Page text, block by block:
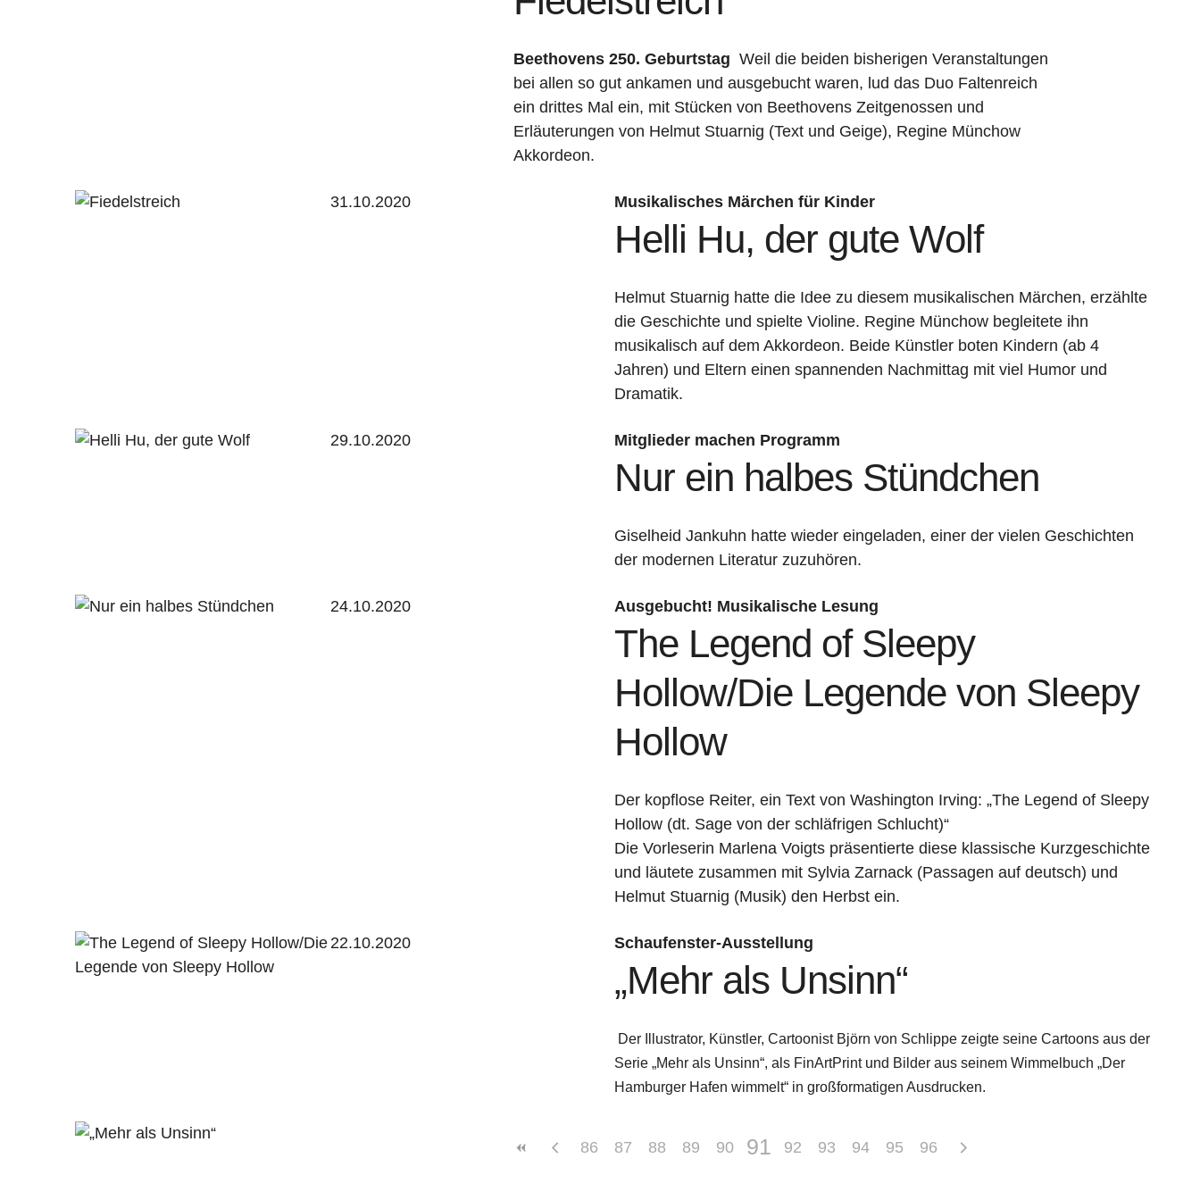
Beethovens 250. Geburtstag Weil die beiden bisherigen Veranstaltungen
bei allen so gut ankamen und ausgebucht waren, lud das Duo Faltenreich
ein drittes Mal ein, mit Stücken von Beethovens Zeitgenossen und
Erläuterungen von Helmut Stuarnig (Text und Geige), Regine Münchow
Akkordeon.
31.10.2020 Musikalisches Märchen für Kinder
Helli Hu, der gute Wolf
Helmut Stuarnig hatte die Idee zu diesem musikalischen Märchen, erzählte
die Geschichte und spielte Violine. Regine Münchow begleitete ihn
musikalisch auf dem Akkordeon. Beide Künstler boten Kindern (ab 4
Jahren) und Eltern einen spannenden Nachmittag mit viel Humor und
Dramatik.
29.10.2020 Mitglieder machen Programm
Nur ein halbes Stündchen
Giselheid Jankuhn hatte wieder eingeladen, einer der vielen Geschichten
der modernen Literatur zuzuhören.
24.10.2020 Ausgebucht! Musikalische Lesung
The Legend of Sleepy
Hollow/Die Legende von Sleepy
Hollow
Der kopflose Reiter, ein Text von Washington Irving: „The Legend of Sleepy
Hollow (dt. Sage von der schläfrigen Schlucht)“
Die Vorleserin Marlena Voigts präsentierte diese klassische Kurzgeschichte
und läutete zusammen mit Sylvia Zarnack (Passagen auf deutsch) und
Helmut Stuarnig (Musik) den Herbst ein.
22.10.2020 Schaufenster-Ausstellung
„Mehr als Unsinn“
Der Illustrator, Künstler, Cartoonist Björn von Schlippe zeigte seine Cartoons aus der
Serie „Mehr als Unsinn“, als FinArtPrint und Bilder aus seinem Wimmelbuch „Der
Hamburger Hafen wimmelt“ in großformatigen Ausdrucken.
86 87 88 89 90 91 92 93 94 95 96